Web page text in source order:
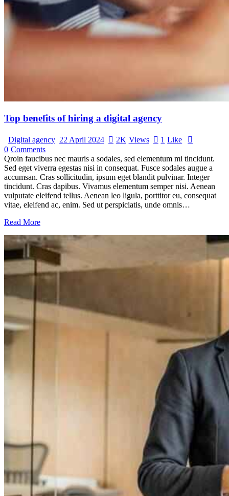
Top benefits of hiring a digital agency
Digital agency 22 April 2024 2K Views 1 Like
0 Comments
Qroin faucibus nec mauris a sodales, sed elementum mi tincidunt.
Sed eget viverra egestas nisi in consequat. Fusce sodales augue a
accumsan. Cras sollicitudin, ipsum eget blandit pulvinar. Integer
tincidunt. Cras dapibus. Vivamus elementum semper nisi. Aenean
vulputate eleifend tellus. Aenean leo ligula, porttitor eu, consequat
vitae, eleifend ac, enim. Sed ut perspiciatis, unde omnis…
Read More